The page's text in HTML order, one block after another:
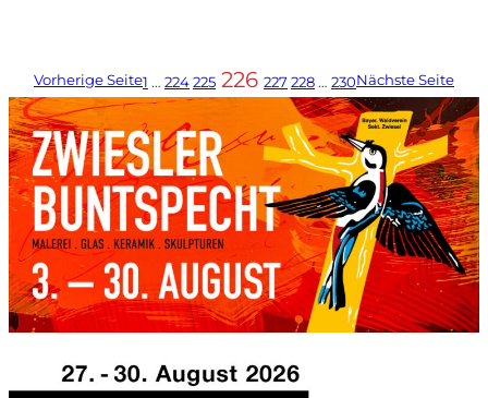
Vorherige Seite1 … 224225 226 227228… 230Nächste Seite